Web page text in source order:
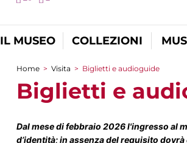
IL MUSEO COLLEZIONI
Tu sei qui
Home > Visita > Biglietti e audioguide
Biglietti e
Dal mese di febbraio 2026 l'ingresso al
d’identità; in assenza del requisito